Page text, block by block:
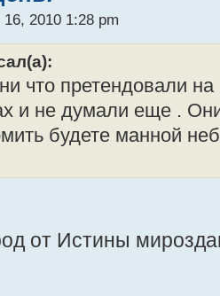
2010 1:28 pm
что претендовали
и не думали еще .
будете манной
от Истины